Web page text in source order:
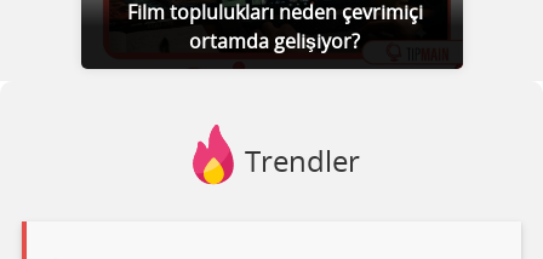
Film toplulukları neden çevrimiçi
ortamda gelişiyor?
Trendler